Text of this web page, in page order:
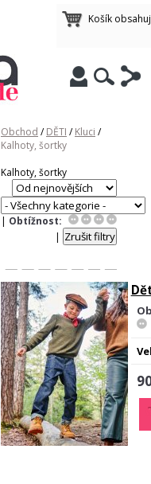
Košík
Obchod / DĚTI / Kluci /
Kalhoty, šortky
Kalhoty, šortky
| Obtížnost:
|